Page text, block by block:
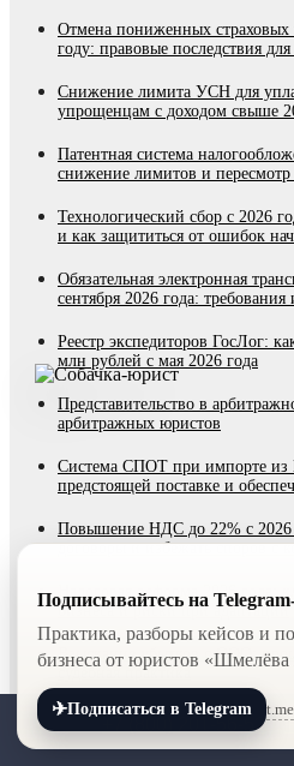
Отмена пониженных
году: правовые последствия для
Снижение лимита УСН для
упрощенцам с доходом свыше
Патентная система
снижение лимитов и пересмотр
Технологический сбор с 2026
и как защититься от ошибок
Обязательная электронная
сентября 2026 года: требования
Реестр экспедиторов ГосЛог:
млн рублей с мая 2026 года
Представительство в
арбитражных юристов
Система СПОТ при импорте
предстоящей поставке и
Повышение НДС до 22% с 2026
договоры и избежать споров с
Налоговая реформа 2026 года:
бизнеса и риски при адаптации
Взыскание убытков с ООО:
судебная практика
На что распространяется закон
названий» в России: какой это
меняет
Подписывайтесь на
Практика, разборы кейсов и
бизнеса от юристов
✈Подписаться в Telegram
+7 (800) 201-56-52